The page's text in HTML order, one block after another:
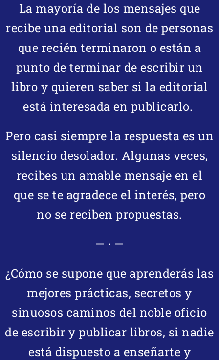
La mayoría de los mensajes que
recibe una editorial son de personas
que recién terminaron o están a
punto de terminar de escribir un
libro y quieren saber si la editorial
está interesada en publicarlo.
Pero casi siempre la respuesta es un
silencio desolador. Algunas veces,
recibes un amable mensaje en el
que se te agradece el interés, pero
no se reciben propuestas.
— · —
¿Cómo se supone que aprenderás las
mejores prácticas, secretos y
sinuosos caminos del noble oficio
de escribir y publicar libros, si nadie
está dispuesto a enseñarte y